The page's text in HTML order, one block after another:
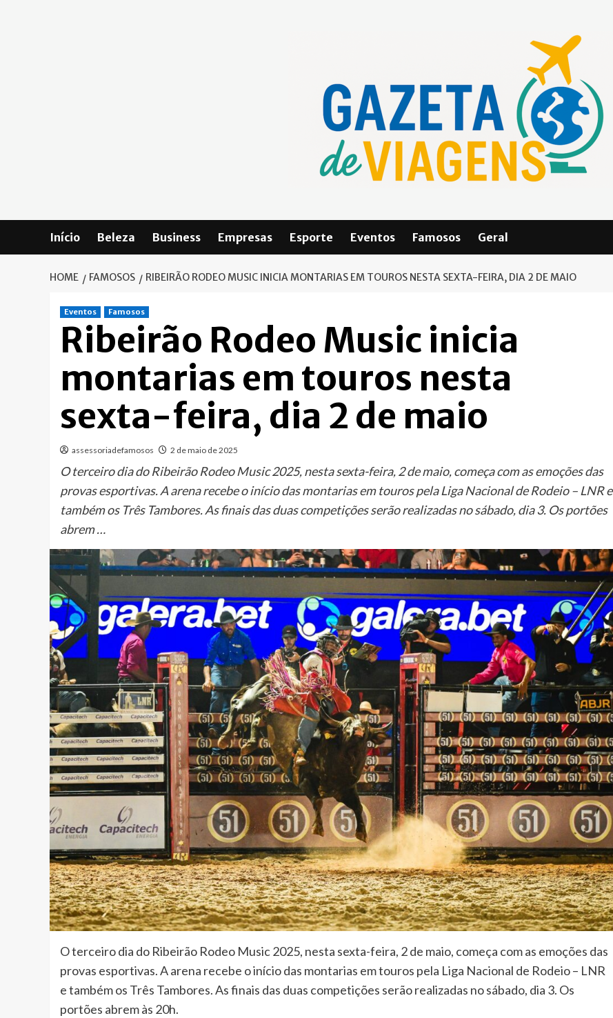
Início Beleza Business Empresas Esporte Eventos Famosos Geral
HOME FAMOSOS RIBEIRÃO RODEO MUSIC INICIA MONTARIAS EM TOUROS NESTA SEXTA-FEIRA, DIA 2 DE MAIO
Eventos Famosos
Ribeirão Rodeo Music inicia
montarias em touros nesta
sexta-feira, dia 2 de maio
assessoriadefamosos 2 de maio de 2025
O terceiro dia do Ribeirão Rodeo Music 2025, nesta sexta-feira, 2 de maio, começa com as emoções das
provas esportivas. A arena recebe o início das montarias em touros pela Liga Nacional de Rodeio – LNR e
também os Três Tambores. As finais das duas competições serão realizadas no sábado, dia 3. Os portões
abrem …
O terceiro dia do Ribeirão Rodeo Music 2025, nesta sexta-feira, 2 de maio, começa com as emoções das
provas esportivas. A arena recebe o início das montarias em touros pela Liga Nacional de Rodeio – LNR
e também os Três Tambores. As finais das duas competições serão realizadas no sábado, dia 3. Os
portões abrem às 20h.